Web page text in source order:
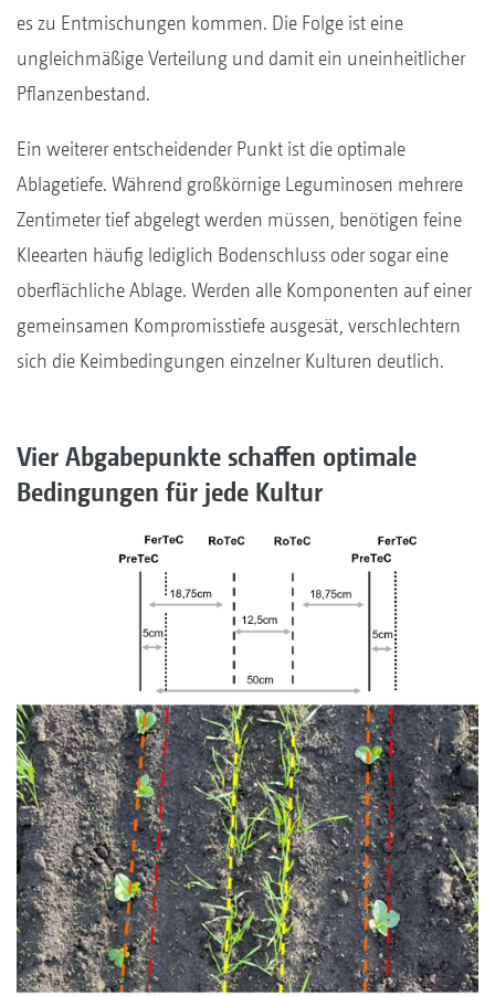
es zu Entmischungen kommen. Die Folge ist eine
ungleichmäßige Verteilung und damit ein uneinheitlicher
Pflanzenbestand.
Ein weiterer entscheidender Punkt ist die optimale
Ablagetiefe. Während großkörnige Leguminosen mehrere
Zentimeter tief abgelegt werden müssen, benötigen feine
Kleearten häufig lediglich Bodenschluss oder sogar eine
oberflächliche Ablage. Werden alle Komponenten auf einer
gemeinsamen Kompromisstiefe ausgesät, verschlechtern
sich die Keimbedingungen einzelner Kulturen deutlich.
Vier Abgabepunkte schaffen optimale
Bedingungen für jede Kultur